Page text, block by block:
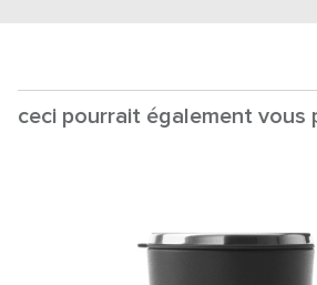
ceci pourrait également vous